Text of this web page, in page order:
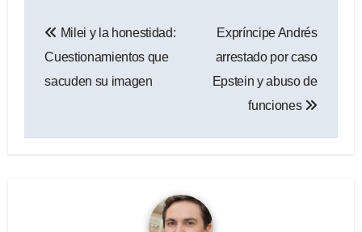
de
entradas
Milei y la honestidad:
Cuestionamientos que
sacuden su imagen
Expríncipe Andrés
arrestado por caso
Epstein y abuso de
funciones